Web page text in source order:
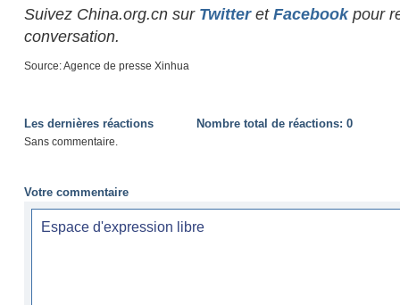
Suivez China.org.cn sur Twitteret Facebookpour
conversation.
Source: Agence de presse Xinhua
Les dernières réactions Nombre total de réactions: 0
Sans commentaire.
Votre commentaire